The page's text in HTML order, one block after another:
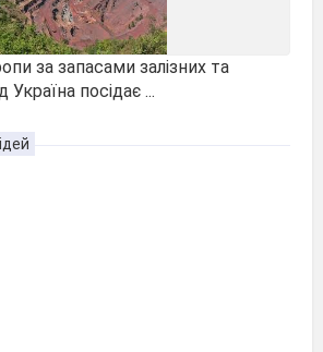
за запасами залізних та
посідає ...